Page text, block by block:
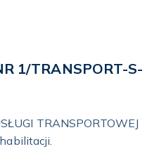
1/TRANSPORT-S-
TRANSPORTOWEJ